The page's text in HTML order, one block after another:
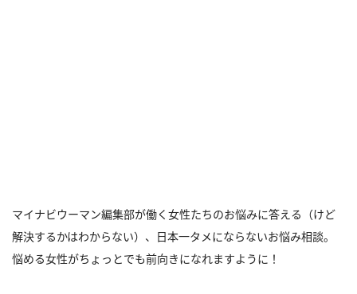
マイナビウーマン編集部が働く女性たちのお悩みに答える（けど
解決するかはわからない）、日本一タメにならないお悩み相談。
悩める女性がちょっとでも前向きになれますように！